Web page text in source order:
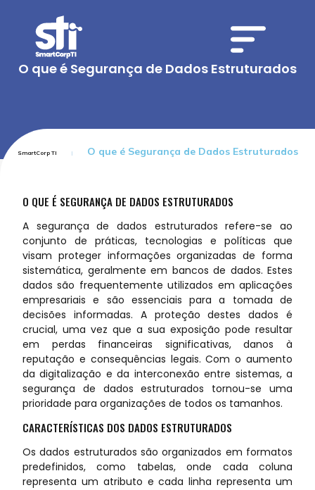
O que é Segurança de Dados Estruturados
SmartCorp TI O que é Segurança de Dados Estruturados
O QUE É SEGURANÇA DE DADOS ESTRUTURADOS
A segurança de dados estruturados refere-se ao
conjunto de práticas, tecnologias e políticas que
visam proteger informações organizadas de forma
sistemática, geralmente em bancos de dados. Estes
dados são frequentemente utilizados em aplicações
empresariais e são essenciais para a tomada de
decisões informadas. A proteção destes dados é
crucial, uma vez que a sua exposição pode resultar
em perdas financeiras significativas, danos à
reputação e consequências legais. Com o aumento
da digitalização e da interconexão entre sistemas, a
segurança de dados estruturados tornou-se uma
prioridade para organizações de todos os tamanhos.
CARACTERÍSTICAS DOS DADOS ESTRUTURADOS
Os dados estruturados são organizados em formatos
predefinidos, como tabelas, onde cada coluna
representa um atributo e cada linha representa um